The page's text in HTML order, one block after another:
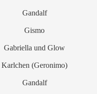
Gandalf
Gismo
Gabriella und Glow
Karlchen (Geronimo)
Gandalf